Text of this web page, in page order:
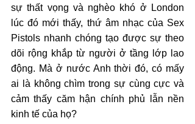
sự thất vọng và nghèo khó ở London
lúc đó mới thấy, thứ âm nhạc của Sex
Pistols nhanh chóng tạo được sự theo
dõi rộng khắp từ người ở tầng lớp lao
động. Mà ở nước Anh thời đó, có mấy
ai là không chìm trong sự cùng cực và
cảm thấy căm hận chính phủ lẫn nền
kinh tế của họ?